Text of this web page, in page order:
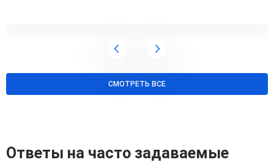
СМОТРЕТЬ ВСЕ
Ответы на часто задаваемые